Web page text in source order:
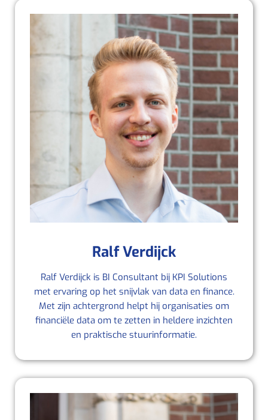
Ralf Verdijck
Ralf Verdijck is BI Consultant bij KPI Solutions
met ervaring op het snijvlak van data en finance.
Met zijn achtergrond helpt hij organisaties om
financiële data om te zetten in heldere inzichten
en praktische stuurinformatie.